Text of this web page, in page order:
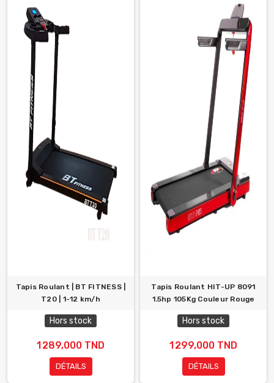
Tapis Roulant | BT FITNESS |
T20 | 1-12 km/h
Hors stock
1 289,000 TND
DÉTAILS
Tapis Roulant HIT-UP 8091
1.5hp 105Kg Couleur Rouge
Hors stock
1 299,000 TND
DÉTAILS